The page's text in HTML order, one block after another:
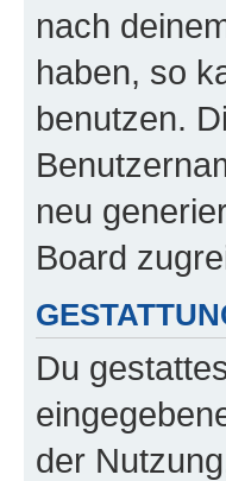
nach
haben, so
benutzen.
neu
Board
Du
der